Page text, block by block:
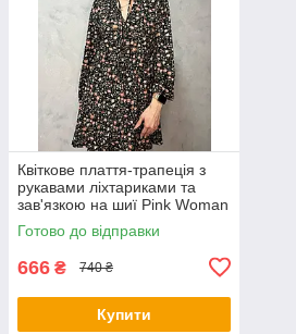
Квіткове плаття-трапеція з
рукавами ліхтариками та
зав'язкою на шиї Pink Woman
(р. 42-44) 1035205r
Готово до відправки
666 ₴ 740 ₴
Купити